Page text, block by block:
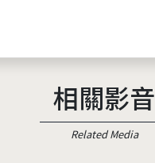
相關影音
Related Media